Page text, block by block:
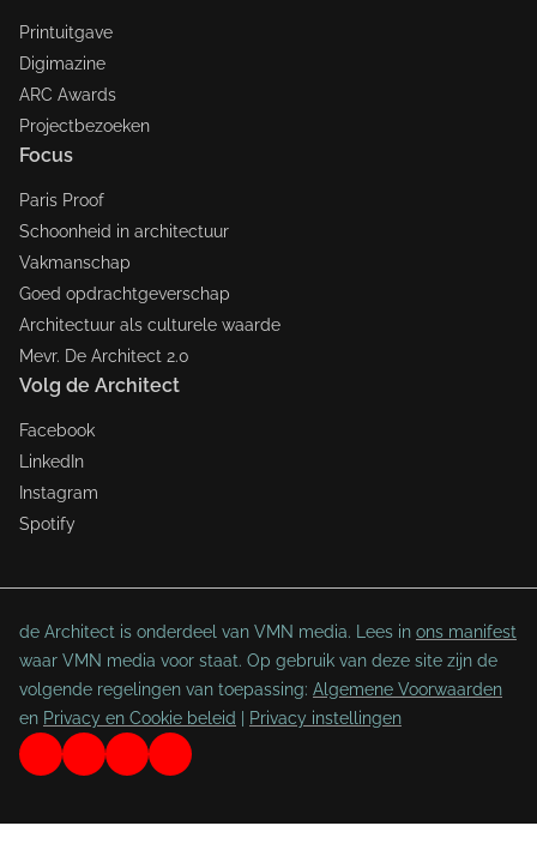
Printuitgave
Digimazine
ARC Awards
Projectbezoeken
Focus
Paris Proof
Schoonheid in architectuur
Vakmanschap
Goed opdrachtgeverschap
Architectuur als culturele waarde
Mevr. De Architect 2.0
Volg de Architect
Facebook
LinkedIn
Instagram
Spotify
de Architect is onderdeel van VMN media. Lees in ons manifest
waar VMN media voor staat. Op gebruik van deze site zijn de
volgende regelingen van toepassing: Algemene Voorwaarden
en Privacy en Cookie beleid Privacy instellingen